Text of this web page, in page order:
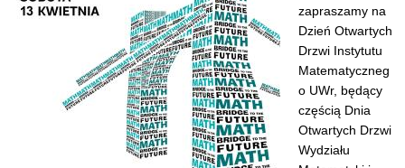
zapraszamy na
Dzień Otwartych
Drzwi Instytutu
Matematyczneg
o UWr, będący
częścią Dnia
Otwartych Drzwi
Wydziału